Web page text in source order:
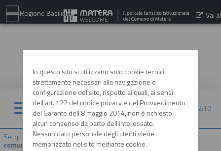
Regione Basilicata Vai al
10/08/2026 22:10
Sei qui: Home»Atti e documenti di carattere generale r...
comunicazioni e atti di caratter...
In questo sito si utilizzano solo cookie tecnici
strettamente necessari alla navigazione e
configurazione del sito, rispetto ai quali, ai sensi
dell'art. 122 del codice privacy e del Provvedimento
del Garante dell'8 maggio 2014, non è richiesto
alcun consenso da parte dell'interessato.
Nessun dato personale degli utenti viene
memorizzato nel sito mediante cookie.